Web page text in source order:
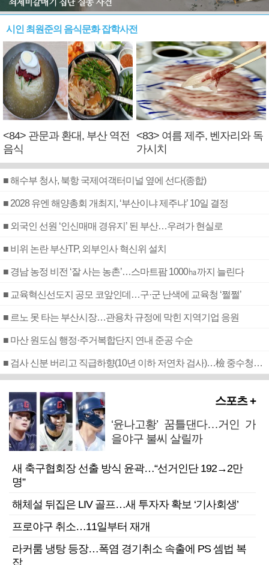
시인 최원준의 음식문화 잡학사전
<84> 관문과 환대, 부산 역전
음식
<83> 여름 제주, 벤자리와 독
가시치
■ 해수부 청사, 북항 국제여객터미널 옆에 선다(종합)
■ 2028 유엔 해양총회 개최지, ‘부산이냐 제주냐’ 10일 결정
■ 외국인 선원 ‘인신매매 경유지’ 된 부산…우려가 현실로
■ 비위 논란 부산TP, 외부인사 혁신위 설치
■ 경남 농정 비전 ‘잘 사는 농촌’…스마트팜 1000㏊까지 늘린다
■ 교육혁신선도지 공모 코앞인데…구·군 난색에 교육청 ‘쩔쩔’
■ 르노 못 타는 부산시장…관용차 규정에 막힌 지역기업 응원
■ 마산 원도심 행정·주거복합단지 연내 준공 수순
■ 검사 신분 버리고 직급하향(10년 이하 저연차 검사)…檢 중수청행 기피
스포츠 +
‘윤나고황’ 꿈틀댄다…거인 가
을야구 불씨 살릴까
새 축구협회장 선출 방식 윤곽…“선거인단 192→2만
명”
해체설 뒤집은 LIV 골프…새 투자자 확보 ‘기사회생’
프로야구 취소…11일부터 재개
라커룸 냉탕 등장…폭염 경기취소 속출에 PS 셈법 복